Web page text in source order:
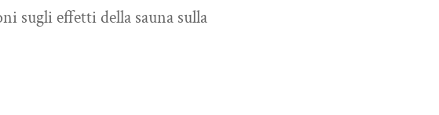
sugli effetti della sauna sulla